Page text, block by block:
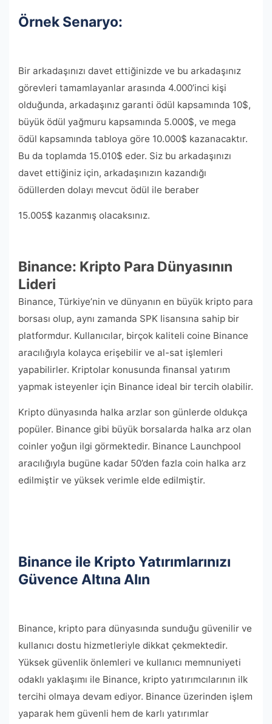
Örnek Senaryo:
Bir arkadaşınızı davet ettiğinizde ve bu arkadaşınız
görevleri tamamlayanlar arasında 4.000’inci kişi
olduğunda, arkadaşınız garanti ödül kapsamında 10$,
büyük ödül yağmuru kapsamında 5.000$, ve mega
ödül kapsamında tabloya göre 10.000$ kazanacaktır.
Bu da toplamda 15.010$ eder. Siz bu arkadaşınızı
davet ettiğiniz için, arkadaşınızın kazandığı
ödüllerden dolayı mevcut ödül ile beraber
15.005$ kazanmış olacaksınız.
Binance: Kripto Para Dünyasının
Lideri
Binance, Türkiye’nin ve dünyanın en büyük kripto para
borsası olup, aynı zamanda SPK lisansına sahip bir
platformdur. Kullanıcılar, birçok kaliteli coine Binance
aracılığıyla kolayca erişebilir ve al-sat işlemleri
yapabilirler. Kriptolar konusunda finansal yatırım
yapmak isteyenler için Binance ideal bir tercih olabilir.
Kripto dünyasında halka arzlar son günlerde oldukça
popüler. Binance gibi büyük borsalarda halka arz olan
coinler yoğun ilgi görmektedir. Binance Launchpool
aracılığıyla bugüne kadar 50’den fazla coin halka arz
edilmiştir ve yüksek verimle elde edilmiştir.
Binance ile Kripto Yatırımlarınızı
Güvence Altına Alın
Binance, kripto para dünyasında sunduğu güvenilir ve
kullanıcı dostu hizmetleriyle dikkat çekmektedir.
Yüksek güvenlik önlemleri ve kullanıcı memnuniyeti
odaklı yaklaşımı ile Binance, kripto yatırımcılarının ilk
tercihi olmaya devam ediyor. Binance üzerinden işlem
yaparak hem güvenli hem de karlı yatırımlar